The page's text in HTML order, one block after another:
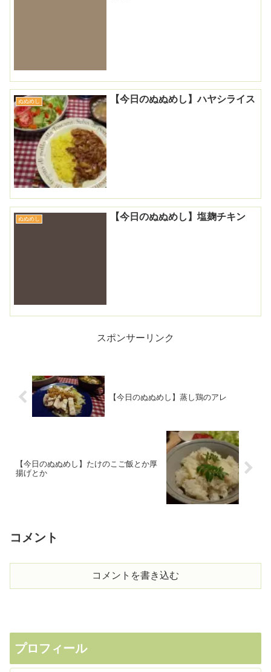
ぬぬめし 【今日のぬぬめし】ハヤシライス
ぬぬめし 【今日のぬぬめし】塩麹チキン
スポンサーリンク
【今日のぬぬめし】蒸し鶏のアレ
【今日のぬぬめし】たけのこご飯とか厚
揚げとか
コメント
コメントを書き込む
プロフィール